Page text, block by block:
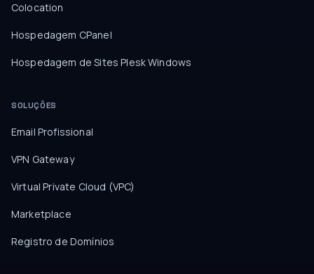
Colocation
Hospedagem CPanel
Hospedagem de Sites Plesk Windows
SOLUÇÕES
Email Profissional
VPN Gateway
Virtual Private Cloud (VPC)
Marketplace
Registro de Domínios